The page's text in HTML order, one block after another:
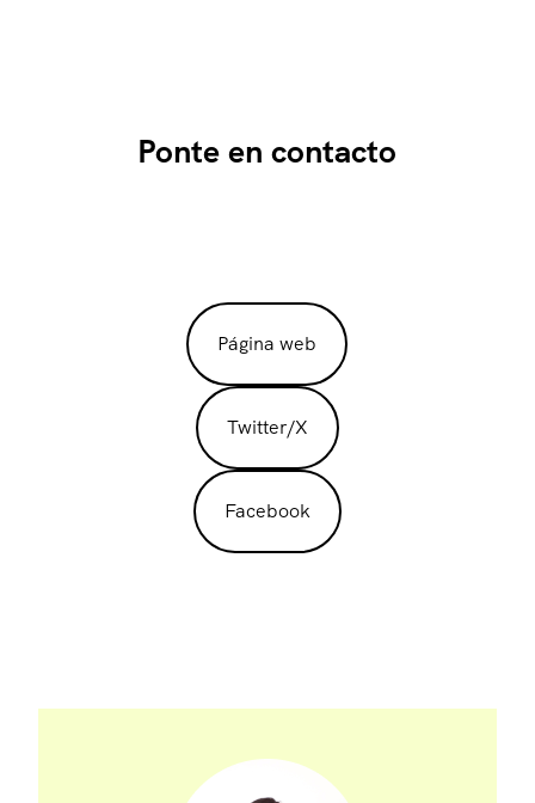
Ponte en contacto
Página web
Twitter/X
Facebook